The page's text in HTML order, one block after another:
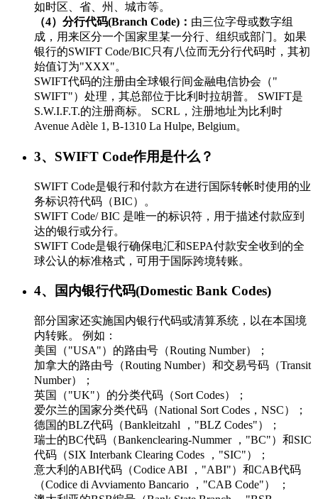
如时区、省、州、城市等。
（4）分行代码(Branch Code)： 由三位字母或数字组
成，用来区分一个国家里某一分行、组织或部门。如果
银行的SWIFT Code/BIC只有八位而无分行代码时，其初
始值订为"XXX"。
SWIFT代码的注册由全球银行间金融电信协会（"
SWIFT"）处理，其总部位于比利时拉胡普。 SWIFT是
S.W.I.F.T.的注册商标。 SCRL，注册地址为比利时
Avenue Adèle 1, B-1310 La Hulpe, Belgium。
3、SWIFT Code作用是什么？
SWIFT Code是银行和付款方在进行国际转帐时使用的业
务标识符代码（BIC）。
SWIFT Code/ BIC 是唯一的标识符，用于描述付款应到
达的银行或分行。
SWIFT Code是银行确保电汇和SEPA付款安全收到的全
球公认的标准格式，可用于国际跨境转账。
4、国内银行代码(Domestic Bank Codes)
部分国家还实施国内银行代码或清算系统，以在本国境
内转账。 例如：
美国（"USA"）的路由号（Routing Number）；
加拿大的路由号（Routing Number）和交易号码（Transit
Number）；
英国（"UK"）的分类代码（Sort Codes）；
爱尔兰的国家分类代码（National Sort Codes，NSC）；
德国的BLZ代码（Bankleitzahl ，"BLZ Codes"）；
瑞士的BC代码（Bankenclearing-Nummer ，"BC"）和SIC
代码（SIX Interbank Clearing Codes ，"SIC"）；
意大利的ABI代码（Codice ABI ，"ABI"）和CAB代码
（Codice di Avviamento Bancario ，"CAB Code"） ；